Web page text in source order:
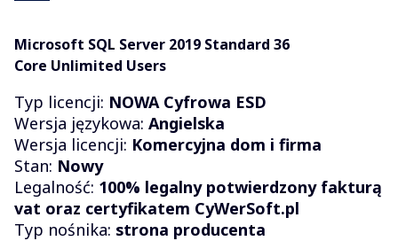
Microsoft SQL Server 2019 Standard 36
Core Unlimited Users
Typ licencji: NOWA Cyfrowa ESD
Wersja językowa: Angielska
Wersja licencji: Komercyjna dom i firma
Stan: Nowy
Legalność: 100% legalny potwierdzony fakturą
vat oraz certyfikatem CyWerSoft.pl
Typ nośnika: strona producenta